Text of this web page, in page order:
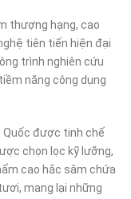
thượng hạng, cao
tiên tiến hiện đại
trình nghiên cứu
năng công dụng
Quốc được tinh chế
chọn lọc kỹ lưỡng,
cao hắc sâm chứa
mang lại những